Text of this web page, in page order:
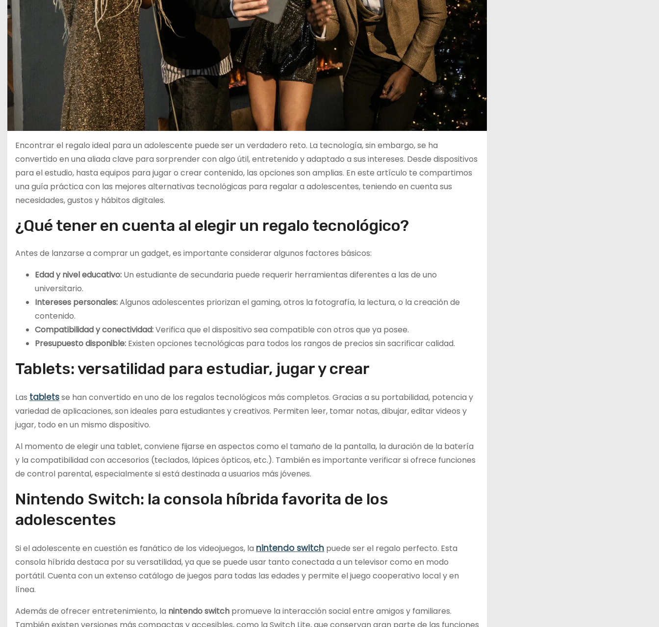
Encontrar el regalo ideal para un adolescente puede ser un verdadero reto. La tecnología, sin embargo, se ha
convertido en una aliada clave para sorprender con algo útil, entretenido y adaptado a sus intereses. Desde dispositivos
para el estudio, hasta equipos para jugar o crear contenido, las opciones son amplias. En este artículo te compartimos
una guía práctica con las mejores alternativas tecnológicas para regalar a adolescentes, teniendo en cuenta sus
necesidades, gustos y hábitos digitales.
¿Qué tener en cuenta al elegir un regalo tecnológico?
Antes de lanzarse a comprar un gadget, es importante considerar algunos factores básicos:
Edad y nivel educativo: Un estudiante de secundaria puede requerir herramientas diferentes a las de uno
universitario.
Intereses personales:Algunos adolescentes priorizan el gaming, otros la fotografía, la lectura, o la creación de
contenido.
Compatibilidad y conectividad:Verifica que el dispositivo sea compatible con otros que ya posee.
Presupuesto disponible: Existen opciones tecnológicas para todos los rangos de precios sin sacrificar calidad.
Tablets: versatilidad para estudiar, jugar y crear
Las tabletsse han convertido en uno de los regalos tecnológicos más completos. Gracias a su portabilidad, potencia y
variedad de aplicaciones, son ideales para estudiantes y creativos. Permiten leer, tomar notas, dibujar, editar videos y
jugar, todo en un mismo dispositivo.
Al momento de elegir una tablet, conviene fijarse en aspectos como el tamaño de la pantalla, la duración de la batería
y la compatibilidad con accesorios (teclados, lápices ópticos, etc.). También es importante verificar si ofrece funciones
de control parental, especialmente si está destinada a usuarios más jóvenes.
Nintendo Switch: la consola híbrida favorita de los
adolescentes
Si el adolescente en cuestión es fanático de los videojuegos, la nintendo switch puede ser el regalo perfecto. Esta
consola híbrida destaca por su versatilidad, ya que se puede usar tanto conectada a un televisor como en modo
portátil. Cuenta con un extenso catálogo de juegos para todas las edades y permite el juego cooperativo local y en
línea.
Además de ofrecer entretenimiento, la nintendo switch promueve la interacción social entre amigos y familiares.